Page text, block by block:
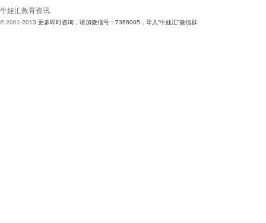
牛娃汇教育资讯
© 2001-2013 更多即时咨询，请加微信号：7366005，导入“牛娃汇”微信群